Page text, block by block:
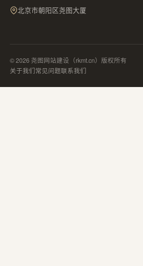
北京市朝阳区尧图大厦
© 2026 尧图网站建设（rkmt.cn）版权所有
关于我们常见问题联系我们